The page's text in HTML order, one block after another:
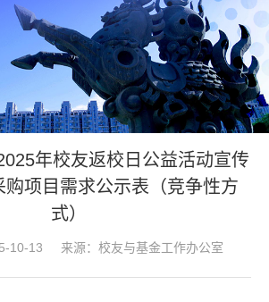
年校友返校日公益活动宣传
购项目需求公示表（竞争性方
式）
10-13 来源：校友与基金工作办公室